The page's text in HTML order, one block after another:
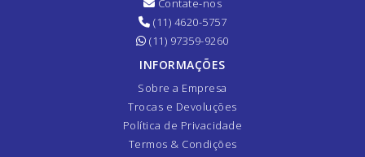
Contate-nos
(11) 4620-5757
(11) 97359-9260
INFORMAÇÕES
Sobre a Empresa
Trocas e Devoluções
Política de Privacidade
Termos & Condições